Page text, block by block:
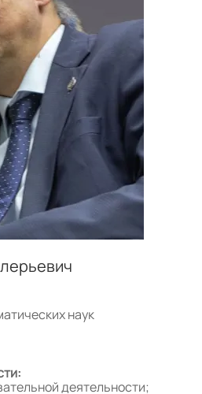
наук
деятельности;